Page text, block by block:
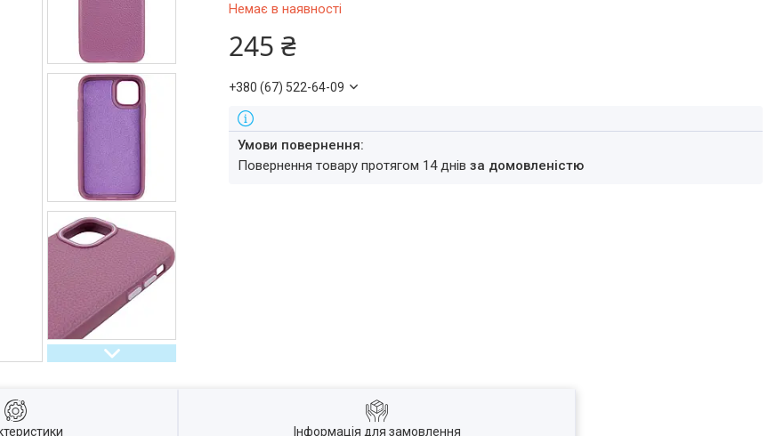
Немає в наявності
245 ₴
+380 (67) 522-64-09
повернення товару протягом 14 днівза домовленістю
Інформація для замовлення